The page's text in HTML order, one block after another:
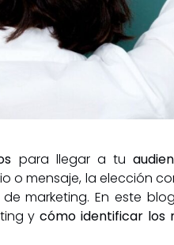
para llegar a tu
o mensaje, la elección
marketing. En este
ycómo identificar los